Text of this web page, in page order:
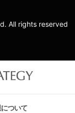
All rights reserved
ついて